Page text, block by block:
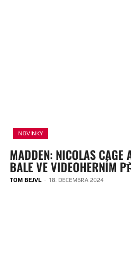
NOVINKY
MADDEN: NICOLAS CAGE
BALE VE VIDEOHERNÍM
TOM BEJVL - 18. DECEMBRA 2024